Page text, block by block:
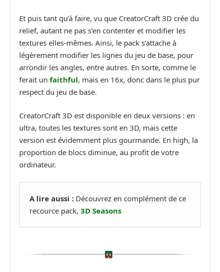
Et puis tant qu’à faire, vu que CreatorCraft 3D crée du
relief, autant ne pas s’en contenter et modifier les
textures elles-mêmes. Ainsi, le pack s’attache à
légèrement modifier les lignes du jeu de base, pour
arrondir les angles, entre autres. En sorte, comme le
ferait un faithful, mais en 16x, donc dans le plus pur
respect du jeu de base.
CreatorCraft 3D est disponible en deux versions : en
ultra, toutes les textures sont en 3D, mais cette
version est évidemment plus gourmande. En high, la
proportion de blocs diminue, au profit de votre
ordinateur.
A lire aussi : Découvrez en complément de ce
recource pack, 3D Seasons